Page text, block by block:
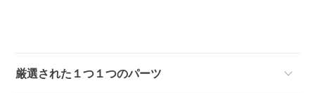
厳選された１つ１つのパーツ